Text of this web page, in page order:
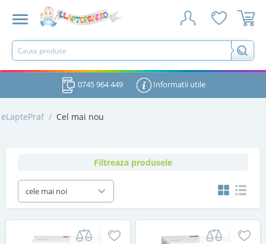
0745 964 449 Informatii utile
eLaptePraf / Cel mai nou
Filtreaza produsele
cele mai noi